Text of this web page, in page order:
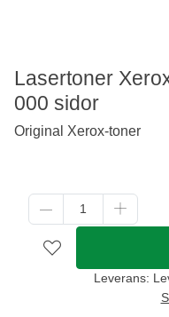
Leverans:
Lasertoner
000 sidor
Original Xerox-toner